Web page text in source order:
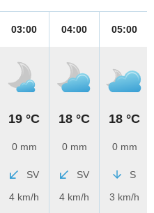
03:00
19 °C
0 mm
SV
4 km/h
04:00
18 °C
0 mm
SV
4 km/h
05:00
18 °C
0 mm
S
3 km/h